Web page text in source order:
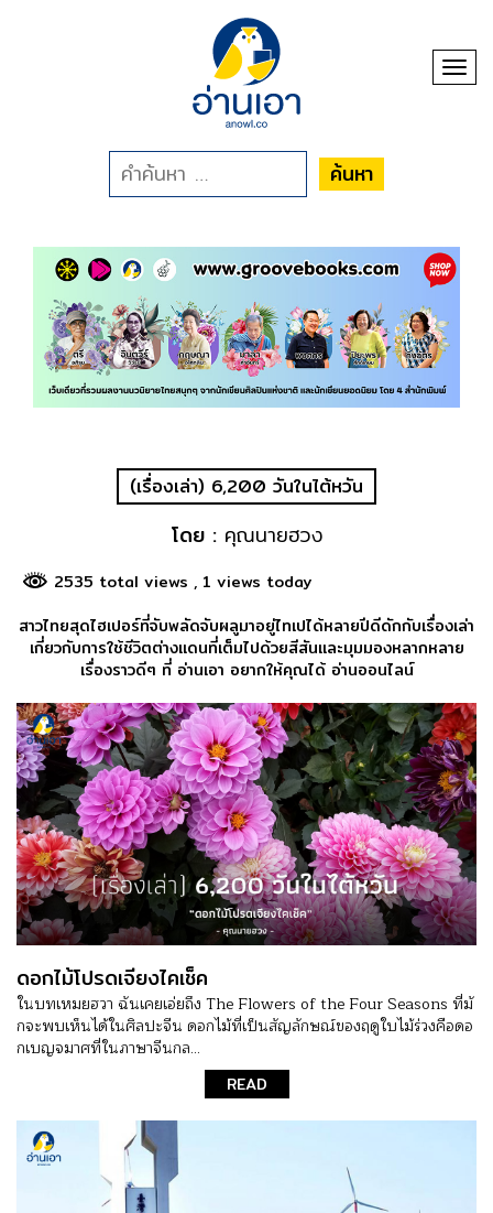
ค้นหา
(เรื่องเล่า) 6,200 วันในไต้หวัน
โดย : คุณนายฮวง
2535 total views , 1 views today
สาวไทยสุดไฮเปอร์ที่จับพลัดจับผลูมาอยู่ไทเปได้หลายปีดีดักกับเรื่องเล่า
เกี่ยวกับการใช้ชีวิตต่างแดนที่เต็มไปด้วยสีสันและมุมมองหลากหลาย
เรื่องราวดีๆ ที่ อ่านเอา อยากให้คุณได้ อ่านออนไลน์
ดอกไม้โปรดเจียงไคเช็ค
ในบทเหมยฮวา ฉันเคยเอ่ยถึง The Flowers of the Four Seasons ที่มั
กจะพบเห็นได้ในศิลปะจีน ดอกไม้ที่เป็นสัญลักษณ์ของฤดูใบไม้ร่วงคือดอ
กเบญจมาศที่ในภาษาจีนกล...
READ